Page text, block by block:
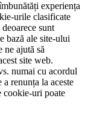
experiența
urile clasificate
sunt
bază ale site-ului
ne ajută să
site web.
numai cu acordul
renunța la aceste
cookie-uri poate